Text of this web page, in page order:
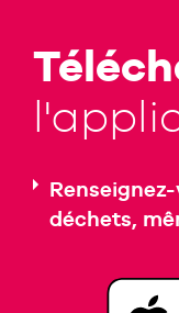
déchets,